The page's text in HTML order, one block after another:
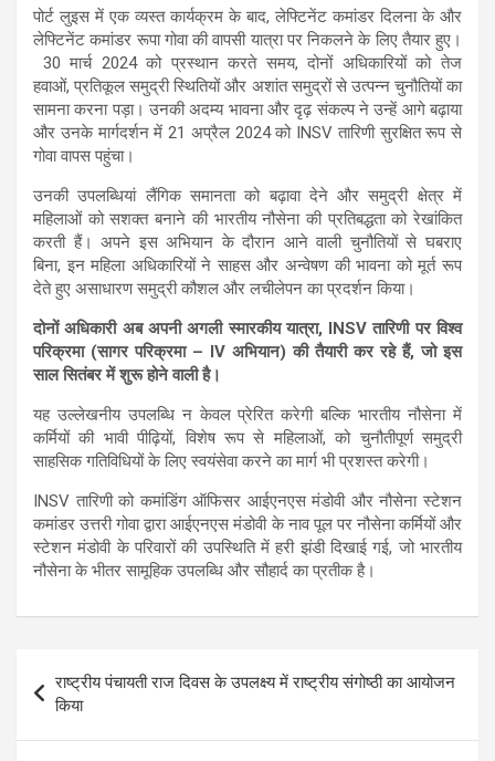
पोर्ट लुइस में एक व्यस्त कार्यक्रम के बाद, लेफ्टिनेंट कमांडर दिलना के और
लेफ्टिनेंट कमांडर रूपा गोवा की वापसी यात्रा पर निकलने के लिए तैयार हुए।
30 मार्च 2024 को प्रस्थान करते समय, दोनों अधिकारियों को तेज
हवाओं, प्रतिकूल समुद्री स्थितियों और अशांत समुद्रों से उत्पन्न चुनौतियों का
सामना करना पड़ा। उनकी अदम्य भावना और दृढ़ संकल्प ने उन्हें आगे बढ़ाया
और उनके मार्गदर्शन में 21 अप्रैल 2024 को INSV तारिणी सुरक्षित रूप से
गोवा वापस पहुंचा।
उनकी उपलब्धियां लैंगिक समानता को बढ़ावा देने और समुद्री क्षेत्र में
महिलाओं को सशक्त बनाने की भारतीय नौसेना की प्रतिबद्धता को रेखांकित
करती हैं। अपने इस अभियान के दौरान आने वाली चुनौतियों से घबराए
बिना, इन महिला अधिकारियों ने साहस और अन्वेषण की भावना को मूर्त रूप
देते हुए असाधारण समुद्री कौशल और लचीलेपन का प्रदर्शन किया।
दोनों अधिकारी अब अपनी अगली स्मारकीय यात्रा, INSV तारिणी पर विश्व
परिक्रमा (सागर परिक्रमा – IV अभियान) की तैयारी कर रहे हैं,जो इस
साल सितंबर में शुरू होने वाली है।
यह उल्लेखनीय उपलब्धि न केवल प्रेरित करेगी बल्कि भारतीय नौसेना में
कर्मियों की भावी पीढ़ियों, विशेष रूप से महिलाओं, को चुनौतीपूर्ण समुद्री
साहसिक गतिविधियों के लिए स्वयंसेवा करने का मार्ग भी प्रशस्त करेगी।
INSV तारिणी को कमांडिंग ऑफिसर आईएनएस मंडोवी और नौसेना स्टेशन
कमांडर उत्तरी गोवा द्वारा आईएनएस मंडोवी के नाव पूल पर नौसेना कर्मियों और
स्टेशन मंडोवी के परिवारों की उपस्थिति में हरी झंडी दिखाई गई, जो भारतीय
नौसेना के भीतर सामूहिक उपलब्धि और सौहार्द का प्रतीक है।
navigation
राष्ट्रीय पंचायती राज दिवस के उपलक्ष्य में राष्ट्रीय संगोष्ठी का आयोजन
किया